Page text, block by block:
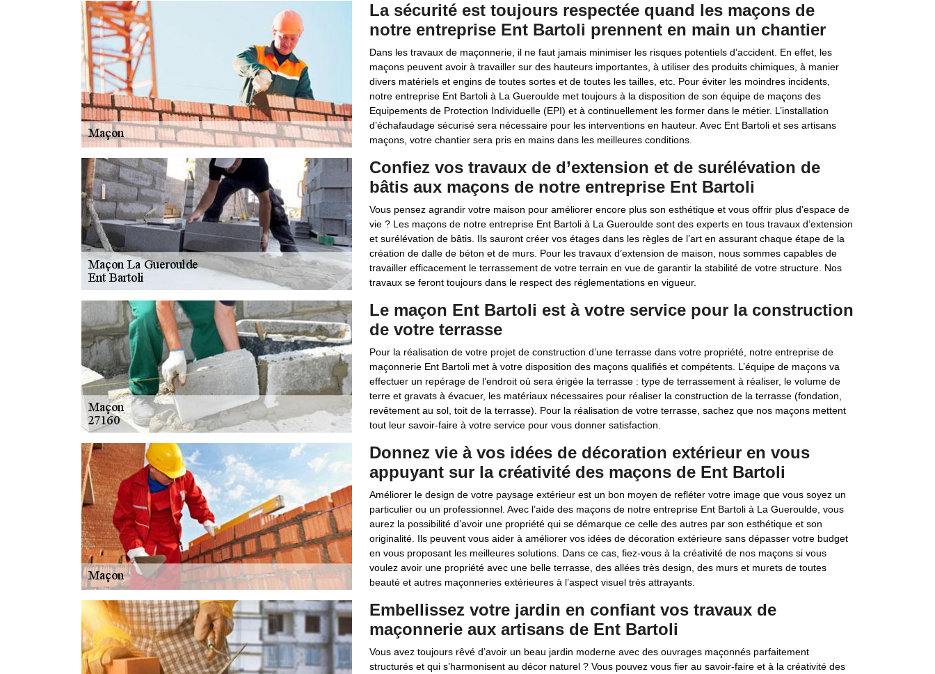
La sécurité est toujours respectée quand les maçons de
notre entreprise Ent Bartoli prennent en main un chantier
Dans les travaux de maçonnerie, il ne faut jamais minimiser les risques potentiels d’accident. En effet, les
maçons peuvent avoir à travailler sur des hauteurs importantes, à utiliser des produits chimiques, à manier
divers matériels et engins de toutes sortes et de toutes les tailles, etc. Pour éviter les moindres incidents,
notre entreprise Ent Bartoli à La Gueroulde met toujours à la disposition de son équipe de maçons des
Equipements de Protection Individuelle (EPI) et à continuellement les former dans le métier. L’installation
d’échafaudage sécurisé sera nécessaire pour les interventions en hauteur. Avec Ent Bartoli et ses artisans
maçons, votre chantier sera pris en mains dans les meilleures conditions.
Confiez vos travaux de d’extension et de surélévation de
bâtis aux maçons de notre entreprise Ent Bartoli
Vous pensez agrandir votre maison pour améliorer encore plus son esthétique et vous offrir plus d’espace de
vie ? Les maçons de notre entreprise Ent Bartoli à La Gueroulde sont des experts en tous travaux d’extension
et surélévation de bâtis. Ils sauront créer vos étages dans les règles de l’art en assurant chaque étape de la
création de dalle de béton et de murs. Pour les travaux d’extension de maison, nous sommes capables de
travailler efficacement le terrassement de votre terrain en vue de garantir la stabilité de votre structure. Nos
travaux se feront toujours dans le respect des réglementations en vigueur.
Le maçon Ent Bartoli est à votre service pour la construction
de votre terrasse
Pour la réalisation de votre projet de construction d’une terrasse dans votre propriété, notre entreprise de
maçonnerie Ent Bartoli met à votre disposition des maçons qualifiés et compétents. L’équipe de maçons va
effectuer un repérage de l’endroit où sera érigée la terrasse : type de terrassement à réaliser, le volume de
terre et gravats à évacuer, les matériaux nécessaires pour réaliser la construction de la terrasse (fondation,
revêtement au sol, toit de la terrasse). Pour la réalisation de votre terrasse, sachez que nos maçons mettent
tout leur savoir-faire à votre service pour vous donner satisfaction.
Donnez vie à vos idées de décoration extérieur en vous
appuyant sur la créativité des maçons de Ent Bartoli
Améliorer le design de votre paysage extérieur est un bon moyen de refléter votre image que vous soyez un
particulier ou un professionnel. Avec l’aide des maçons de notre entreprise Ent Bartoli à La Gueroulde, vous
aurez la possibilité d’avoir une propriété qui se démarque ce celle des autres par son esthétique et son
originalité. Ils peuvent vous aider à améliorer vos idées de décoration extérieure sans dépasser votre budget
en vous proposant les meilleures solutions. Dans ce cas, fiez-vous à la créativité de nos maçons si vous
voulez avoir une propriété avec une belle terrasse, des allées très design, des murs et murets de toutes
beauté et autres maçonneries extérieures à l’aspect visuel très attrayants.
Embellissez votre jardin en confiant vos travaux de
maçonnerie aux artisans de Ent Bartoli
Vous avez toujours rêvé d’avoir un beau jardin moderne avec des ouvrages maçonnés parfaitement
structurés et qui s’harmonisent au décor naturel ? Vous pouvez vous fier au savoir-faire et à la créativité des